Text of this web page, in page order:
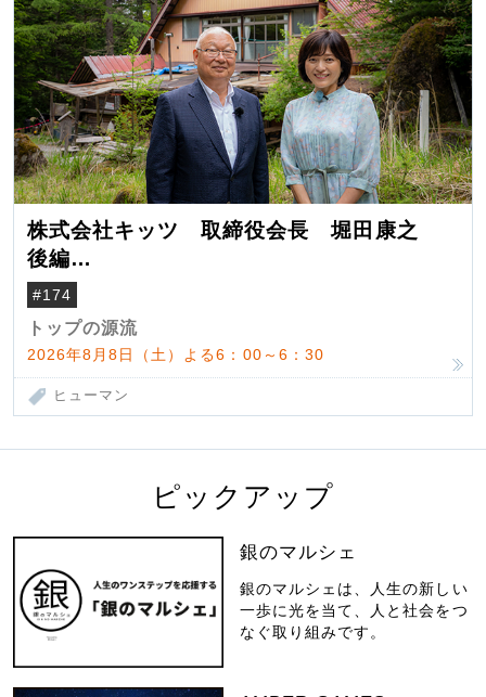
株式会社キッツ 取締役会長 堀田康之
後編
米国駐在でも浮かんだ八ヶ岳 山小屋を営
んだ父母
#174
トップの源流
2026年8月8日（土）よる6：00～6：30
ヒューマン
ピックアップ
銀のマルシェ
銀のマルシェは、人生の新しい
一歩に光を当て、人と社会をつ
なぐ取り組みです。